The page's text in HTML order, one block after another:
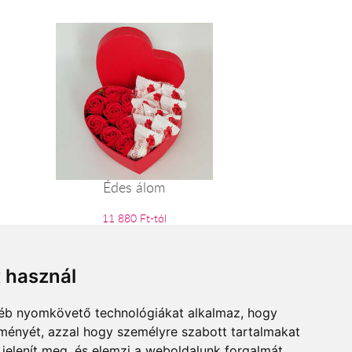
nyomkövető technológiákat alkalmaz, hogy
azzal hogy személyre szabott tartalmakat
Édes álom
11 880 Ft-tól